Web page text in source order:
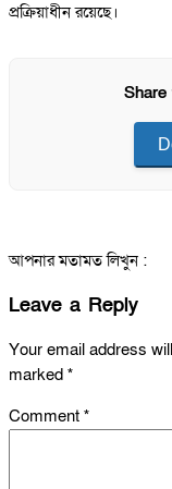
প্রক্রিয়াধীন রয়েছে।
আপনার মতামত লিখুন :
Leave a Reply
Your email address
marked *
Comment *